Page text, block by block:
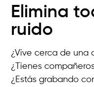
Elimina
ruido
¿Vive cerca de una
¿Tienes
¿Estás grabando